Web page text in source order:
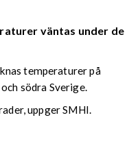
väntas under de
temperaturer på
södra Sverige.
uppger SMHI.